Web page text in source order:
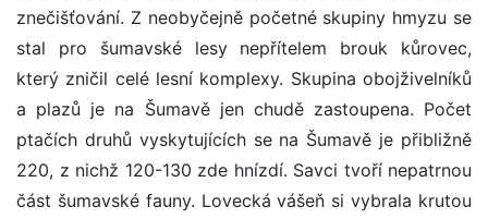
znečišťování. Z neobyčejně početné skupiny hmyzu se
stal pro šumavské lesy nepřítelem brouk kůrovec,
který zničil celé lesní komplexy. Skupina obojživelníků
a plazů je na Šumavě jen chudě zastoupena. Počet
ptačích druhů vyskytujících se na Šumavě je přibližně
220, z nichž 120-130 zde hnízdí. Savci tvoří nepatrnou
část šumavské fauny. Lovecká vášeň si vybrala krutou